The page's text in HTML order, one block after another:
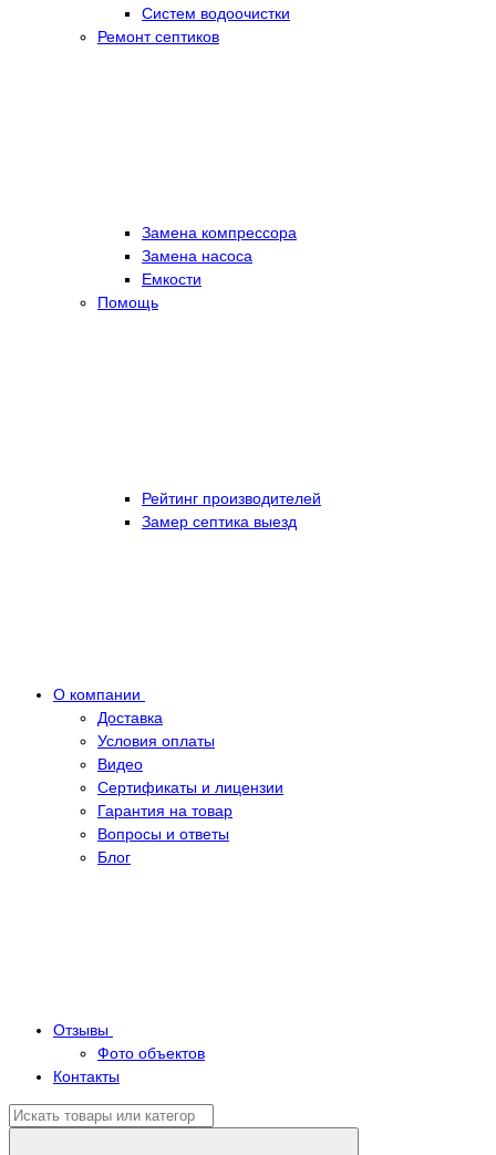
Систем водоочистки
Ремонт септиков
Замена компрессора
Замена насоса
Емкости
Помощь
Рейтинг производителей
Замер септика выезд
О компании
Доставка
Условия оплаты
Видео
Сертификаты и лицензии
Гарантия на товар
Вопросы и ответы
Блог
Отзывы
Фото объектов
Контакты